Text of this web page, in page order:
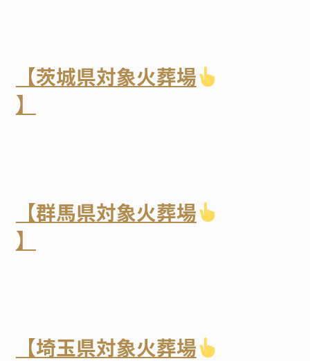
【茨城県対象火葬場
】
【群馬県対象火葬場
】
【埼玉県対象火葬場